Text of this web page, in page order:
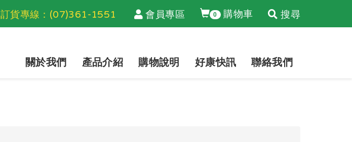
訂貨專線： (07)361-1551 會員專區 0 購物車 搜尋
關於我們 產品介紹 購物說明 好康快訊 聯絡我們